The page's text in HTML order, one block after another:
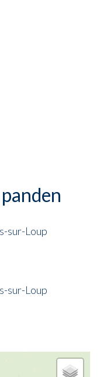
sur-Loup
sur-Loup